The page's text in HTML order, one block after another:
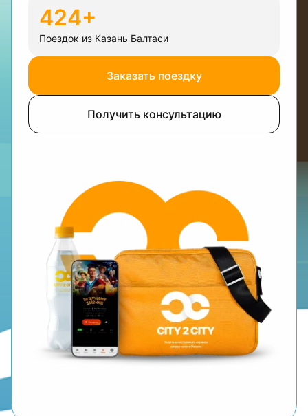
424+
Поездок из Казань Балтаси
Заказать поездку
Получить консультацию